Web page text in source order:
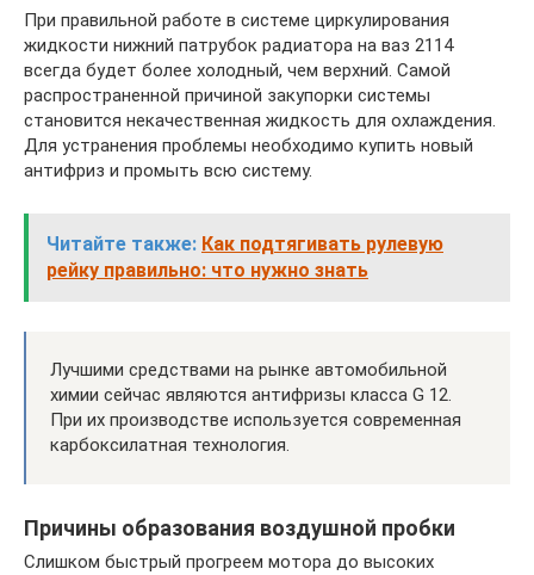
При правильной работе в системе циркулирования
жидкости нижний патрубок радиатора на ваз 2114
всегда будет более холодный, чем верхний. Самой
распространенной причиной закупорки системы
становится некачественная жидкость для охлаждения.
Для устранения проблемы необходимо купить новый
антифриз и промыть всю систему.
Читайте также: Как подтягивать рулевую
рейку правильно: что нужно знать
Лучшими средствами на рынке автомобильной
химии сейчас являются антифризы класса G 12.
При их производстве используется современная
карбоксилатная технология.
Причины образования воздушной пробки
Слишком быстрый прогреем мотора до высоких